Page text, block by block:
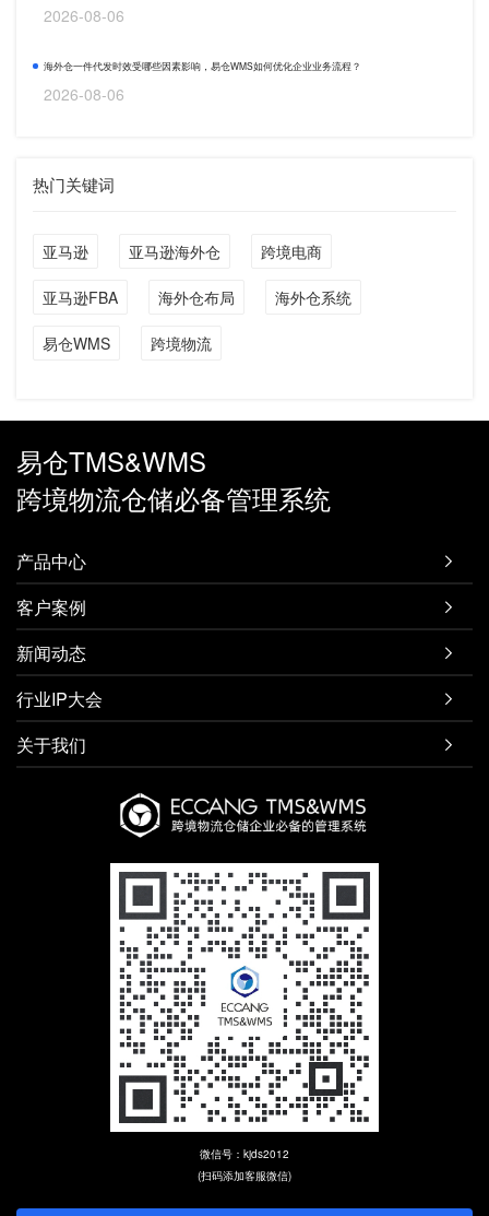
2026-08-06
海外仓一件代发时效受哪些因素影响，易仓WMS如何优化企业业务流程？
2026-08-06
热门关键词
亚马逊 亚马逊海外仓 跨境电商
亚马逊FBA 海外仓布局 海外仓系统
易仓WMS 跨境物流
易仓TMS&WMS
跨境物流仓储必备管理系统
产品中心 
客户案例 
新闻动态 
行业IP大会 
关于我们 
微信号：kjds2012
(扫码添加客服微信)